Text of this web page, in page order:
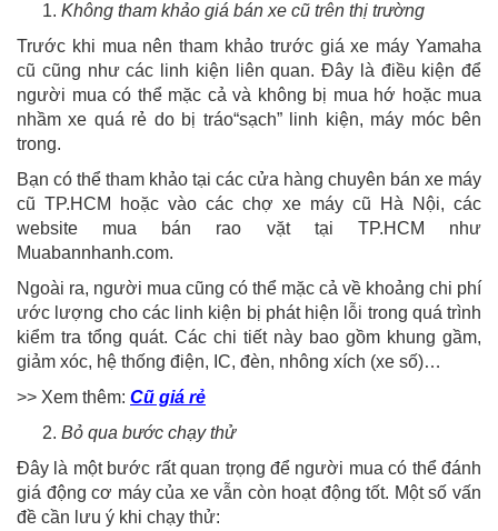
Không tham khảo giá bán xe cũ trên thị trường
Trước khi mua nên tham khảo trước giá xe máy Yamaha
cũ cũng như các linh kiện liên quan. Đây là điều kiện để
người mua có thể mặc cả và không bị mua hớ hoặc mua
nhầm xe quá rẻ do bị tráo“sạch” linh kiện, máy móc bên
trong.
Bạn có thể tham khảo tại các cửa hàng chuyên bán xe máy
cũ TP.HCM hoặc vào các chợ xe máy cũ Hà Nội, các
website mua bán rao vặt tại TP.HCM như
Muabannhanh.com.
Ngoài ra, người mua cũng có thể mặc cả về khoảng chi phí
ước lượng cho các linh kiện bị phát hiện lỗi trong quá trình
kiểm tra tổng quát. Các chi tiết này bao gồm khung gầm,
giảm xóc, hệ thống điện, IC, đèn, nhông xích (xe số)…
>> Xem thêm: Cũ giá rẻ
Bỏ qua bước chạy thử
Đây là một bước rất quan trọng để người mua có thể đánh
giá động cơ máy của xe vẫn còn hoạt động tốt. Một số vấn
đề cần lưu ý khi chạy thử: